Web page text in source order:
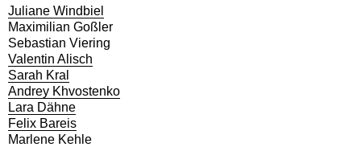
Juliane Windbiel
Maximilian Goßler
Sebastian Viering
Valentin Alisch
Sarah Kral
Andrey Khvostenko
Lara Dähne
Felix Bareis
Marlene Kehle